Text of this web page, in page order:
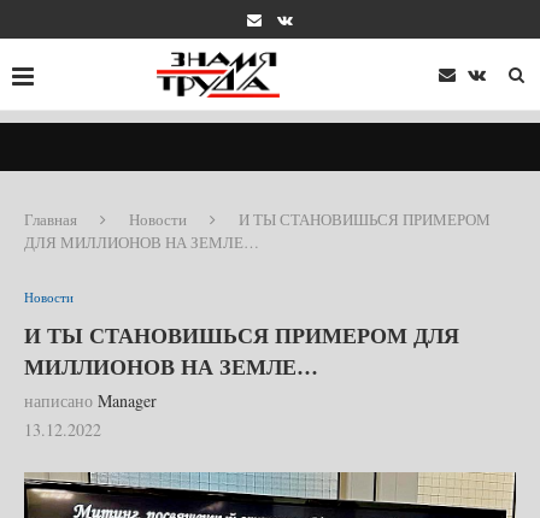
Главная Новости
И ТЫ СТАНОВИШЬСЯ ПРИМЕРОМ
ДЛЯ МИЛЛИОНОВ НА ЗЕМЛЕ…
Новости
И ТЫ СТАНОВИШЬСЯ ПРИМЕРОМ ДЛЯ
МИЛЛИОНОВ НА ЗЕМЛЕ…
написано Manager
13.12.2022